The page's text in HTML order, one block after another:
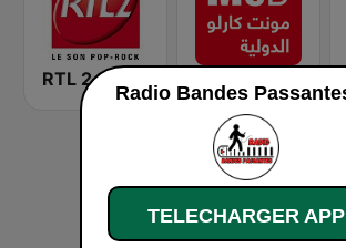
RTL 2
TELECHARGER APP